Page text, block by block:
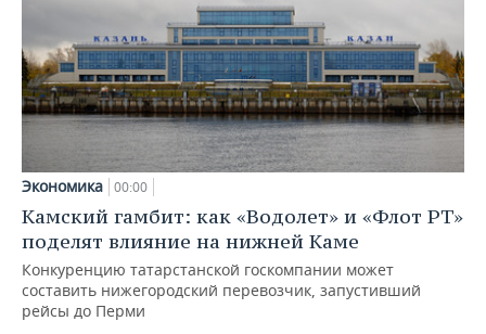
Экономика 00:00
Камский гамбит: как «Водолет» и «Флот РТ»
поделят влияние на нижней Каме
Конкуренцию татарстанской госкомпании может
составить нижегородский перевозчик, запустивший
рейсы до Перми